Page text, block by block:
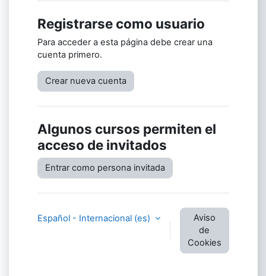
Registrarse como usuario
Para acceder a esta página debe crear una
cuenta primero.
Crear nueva cuenta
Algunos cursos permiten el
acceso de invitados
Entrar como persona invitada
Español - Internacional ‎(es)‎
Aviso
de
Cookies